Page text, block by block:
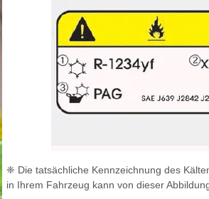
❈ Die tatsächliche Kennzeichnung des
in Ihrem Fahrzeug kann von dieser